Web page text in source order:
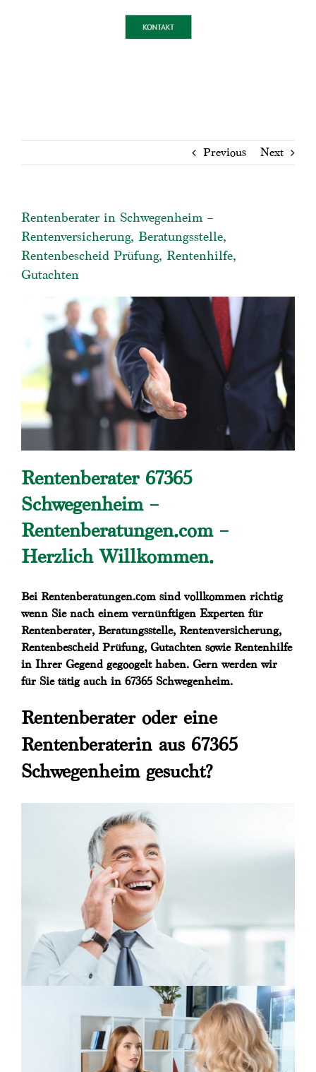
Previous Next
Rentenberater in Schwegenheim –
Rentenversicherung, Beratungsstelle,
Rentenbescheid Prüfung, Rentenhilfe,
Gutachten
Rentenberater 67365
Schwegenheim –
Rentenberatungen.com –
Herzlich Willkommen.
Bei Rentenberatungen.com sind vollkommen richtig
wenn Sie nach einem vernünftigen Experten für
Rentenberater, Beratungsstelle, Rentenversicherung,
Rentenbescheid Prüfung, Gutachten sowie Rentenhilfe
in Ihrer Gegend gegoogelt haben. Gern werden wir
für Sie tätig auch in 67365 Schwegenheim.
Rentenberater oder eine
Rentenberaterin aus 67365
Schwegenheim gesucht?